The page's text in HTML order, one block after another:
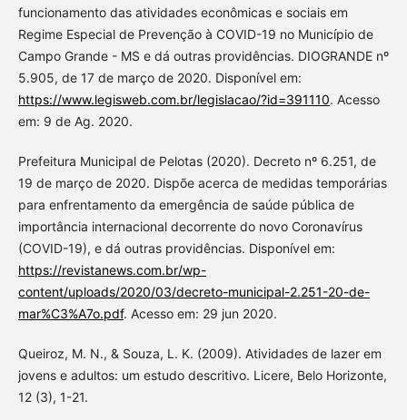
funcionamento das atividades econômicas e sociais em
Regime Especial de Prevenção à COVID-19 no Município de
Campo Grande - MS e dá outras providências. DIOGRANDE nº
5.905, de 17 de março de 2020. Disponível em:
https://www.legisweb.com.br/legislacao/?id=391110. Acesso
em: 9 de Ag. 2020.
Prefeitura Municipal de Pelotas (2020). Decreto nº 6.251, de
19 de março de 2020. Dispõe acerca de medidas temporárias
para enfrentamento da emergência de saúde pública de
importância internacional decorrente do novo Coronavírus
(COVID-19), e dá outras providências. Disponível em:
https://revistanews.com.br/wp-
content/uploads/2020/03/decreto-municipal-2.251-20-de-
mar%C3%A7o.pdf. Acesso em: 29 jun 2020.
Queiroz, M. N., & Souza, L. K. (2009). Atividades de lazer em
jovens e adultos: um estudo descritivo. Licere, Belo Horizonte,
12 (3), 1-21.